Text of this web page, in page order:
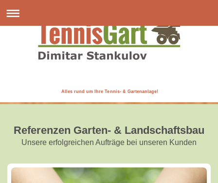
Alles rund um Ihre Tennis- & Gartenanlage!
Referenzen Garten- & Landschaftsbau
Unsere erfolgreichen Aufträge bei unseren Kunden